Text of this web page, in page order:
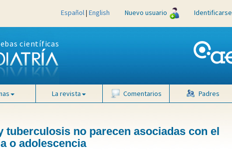
Español| English Nuevo usuario Identificarse
científicas
La revista Comentarios Padres
tuberculosis no parecen asociadas con el
o adolescencia